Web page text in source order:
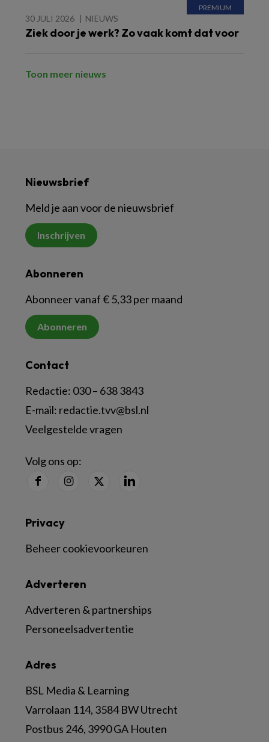
30 JULI 2026 NIEUWS
Ziek door je werk? Zo vaak komt dat voor
Toon meer nieuws
Nieuwsbrief
Meld je aan voor de nieuwsbrief
Inschrijven
Abonneren
Abonneer vanaf € 5,33 per maand
Abonneren
Contact
Redactie: 030 – 638 3843
E-mail: redactie.tvv@bsl.nl
Veelgestelde vragen
Volg ons op:
Adres
BSL Media & Learning
Varrolaan 114, 3584 BW Utrecht
Postbus 246, 3990 GA Houten
Adverteren
Adverteren & partnerships
Personeelsadvertentie
Privacy
Beheer cookievoorkeuren